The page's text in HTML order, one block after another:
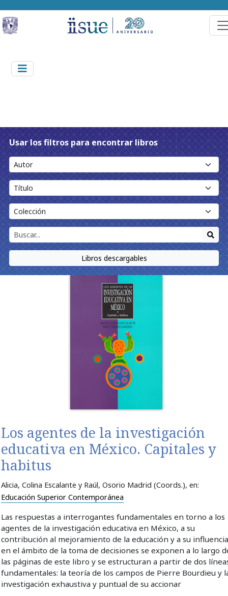
Usar los filtros para encontrar libros
Libros descargables
Los agentes de la investigación
educativa en México. Capitales y
habitus
Alicia, Colina Escalante y Raúl, Osorio Madrid (Coords.), en:
Educación Superior Contemporánea
Las respuestas a interrogantes fundamentales en torno a los
agentes de la in­vestigación educativa en México, a su
contribución al mejoramiento de la educación y a su
en el ámbito de la toma de decisiones se exponen a lo largo
las páginas de este libro y se estructuran a partir de dos
fundamentales: la teoría de los campos de Pierre Bourdieu y
investigación exhaustiva y puntual de su accionar